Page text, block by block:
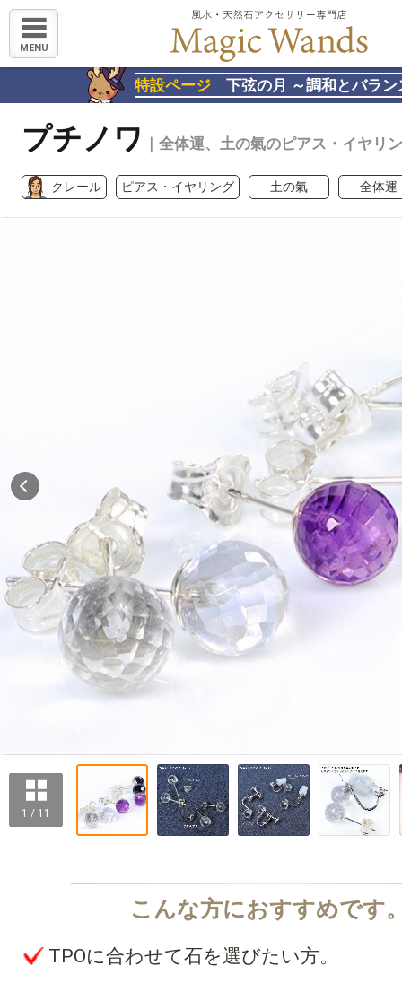
MENU
特設ページ 下弦の月 ～調和とバラン
プチノワ ｜全体運、土の氣のピアス・イヤリ
クレール ピアス・イヤリング 土の氣 全体運
1 / 11
TPOに合わせて石を選びたい方。